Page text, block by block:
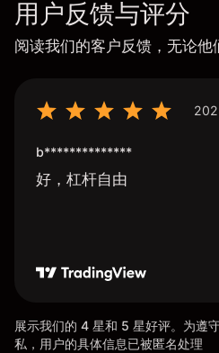
用户反馈与评分
阅读我们的客户反馈，无论他
b**************
好，杠杆自由
展示我们的 4 星和 5 星好评。为遵
私，用户的具体信息已被匿名处理